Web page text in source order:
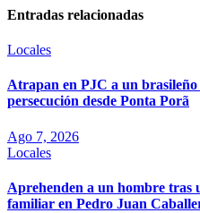
Entradas relacionadas
Locales
Atrapan en PJC a un
persecución desde Ponta Porã
Ago 7, 2026
Locales
Aprehenden a un hombre tras
familiar en Pedro Juan